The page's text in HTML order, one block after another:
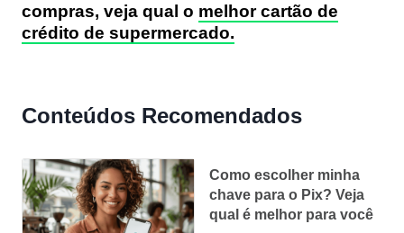
compras, veja qual o melhor cartão de
crédito de supermercado.
Conteúdos Recomendados
Como escolher minha
chave para o Pix? Veja
qual é melhor para você